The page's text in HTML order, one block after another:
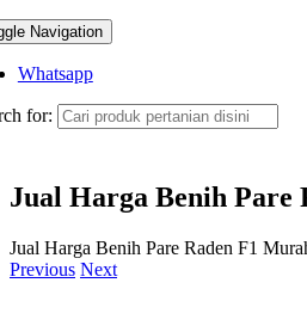
Navigation
Whatsapp
for:
Jual Harga Benih Pare
Jual Harga Benih Pare Raden F1
Previous Next